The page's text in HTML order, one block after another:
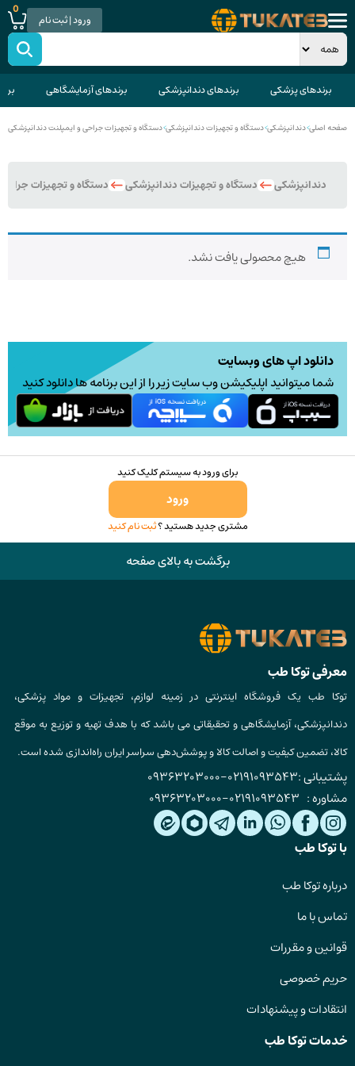
ورود | ثبت نام
0
برندهای پزشکی برندهای دندانپزشکی برندهای آزمایشگاهی
صفحه اصلی>دندانپزشکی>دستگاه و تجهیزات دندانپزشکی>دستگاه و تجهیزات جراحی و ایمپلنت دندانپزشکی
دندانپزشکی دستگاه و تجهیزات دندانپزشکی دستگاه و تجهیزات
هیچ محصولی یافت نشد.
دانلود اپ های وبسایت
شما میتوانید اپلیکیشن وب سایت زیر را از این برنامه ها دانلود کنید
برای ورود به سیستم کلیک کنید
ورود
مشتری جدید هستید ؟ثبت نام کنید
برگشت به بالای صفحه
معرفی توکا طب
توکا طب یک فروشگاه اینترنتی در زمینه لوازم، تجهیزات و مواد پزشکی،
دندانپزشکی، آزمایشگاهی و تحقیقاتی می باشد که با هدف تهیه و توزیع به موقع
کالا، تضمین کیفیت و اصالت کالا و پوشش‌دهی سراسر ایران راه‌اندازی شده است.
پشتیبانی :02191093543
-
09363203000
مشاوره : 02191093543
-
09363203000
با توکا طب
درباره توکا طب
تماس با ما
قوانین و مقررات
حریم خصوصی
انتقادات و پیشنهادات
خدمات توکا طب